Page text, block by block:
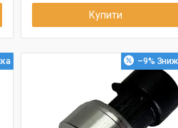
Купити
–9%